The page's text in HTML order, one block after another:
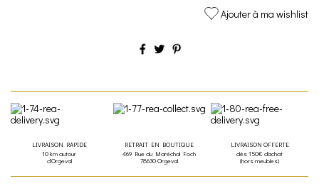
Ajouter à ma wishlist
LIVRAISON RAPIDE
10 km autour
d'Orgeval
RETRAIT EN BOUTIQUE
469 Rue du Maréchal Foch
78630 Orgeval
LIVRAISON OFFERTE
dès 150€ d'achat
(hors meubles)